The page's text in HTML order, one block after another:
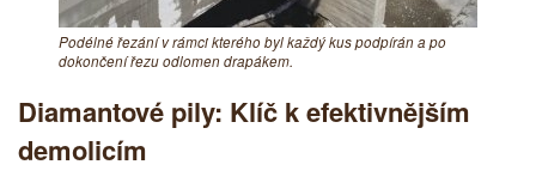
Podélné řezání v rámci kterého byl každý kus podpírán a po
dokončení řezu odlomen drapákem.
Diamantové pily: Klíč k efektivnějším
demolicím